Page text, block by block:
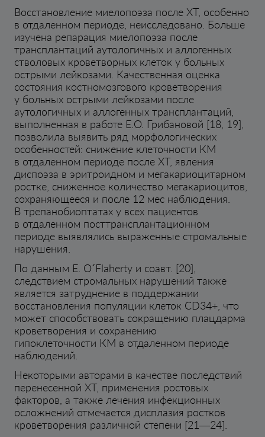
Восстановление миелопоэза после ХТ, особенно
в отдаленном периоде, неисследовано. Больше
изучена репарация миелопоэза после
трансплантаций аутологичных и аллогенных
стволовых кроветворных клеток у больных
острыми лейкозами. Качественная оценка
состояния костномозгового кроветворения
у больных острыми лейкозами после
аутологичных и аллогенных трансплантаций,
выполненная в работе Е.О. Грибановой [18, 19],
позволила выявить ряд морфологических
особенностей: снижение клеточности КМ
в отдаленном периоде после ХТ, явления
диспоэза в эритроидном и мегакариоцитарном
ростке, сниженное количество мегакариоцитов,
сохраняющееся и после 12 мес наблюдения.
В трепанобиоптатах у всех пациентов
в отдаленном посттрансплантационном
периоде выявлялись выраженные стромальные
нарушения.
По данным E. O´Flaherty и соавт. [20],
следствием стромальных нарушений также
является затруднение в поддержании
восстановления популяции клеток CD34+, что
может способствовать сокращению плацдарма
кроветворения и сохранению
гипоклеточности КМ в отдаленном периоде
наблюдений.
Некоторыми авторами в качестве последствий
перенесенной ХТ, применения ростовых
факторов, а также лечения инфекционных
осложнений отмечается дисплазия ростков
кроветворения различной степени [21—24].